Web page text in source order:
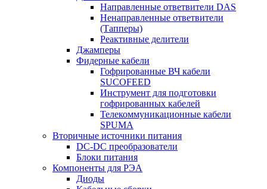
Направленные ответвители DAS
Ненаправленные ответвители
(Тапперы)
Реактивные делители
Джамперы
Фидерные кабели
Гофрированные ВЧ кабели
SUCOFEED
Инструмент для подготовки
гофрированных кабелей
Телекоммуникационные кабели
SPUMA
Вторичные источники питания
DC-DC преобразователи
Блоки питания
Компоненты для РЭА
Диоды